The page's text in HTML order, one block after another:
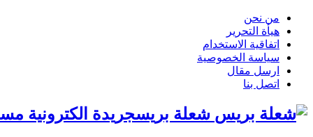
من نحن
هيأة التحرير
اتفاقية الاستخدام
سياسة الخصوصية
ارسل مقال
اتصل بنا
شعلة بريسجريدة الكترونية